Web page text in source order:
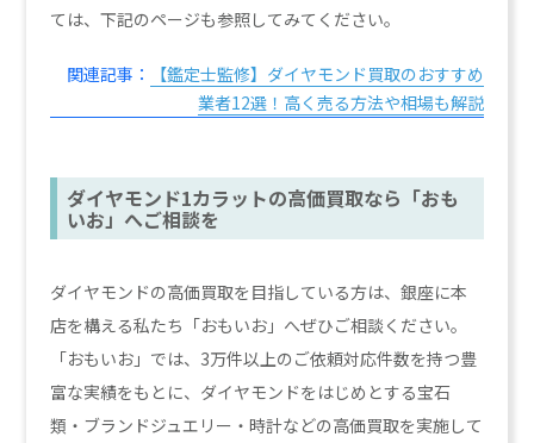
ては、下記のページも参照してみてください。
関連記事：
【鑑定士監修】ダイヤモンド買取のおすすめ
業者12選！高く売る方法や相場も解説
ダイヤモンド1カラットの高価買取なら「おも
いお」へご相談を
ダイヤモンドの高価買取を目指している方は、銀座に本
店を構える私たち「おもいお」へぜひご相談ください。
「おもいお」では、3万件以上のご依頼対応件数を持つ豊
富な実績をもとに、ダイヤモンドをはじめとする宝石
類・ブランドジュエリー・時計などの高価買取を実施して